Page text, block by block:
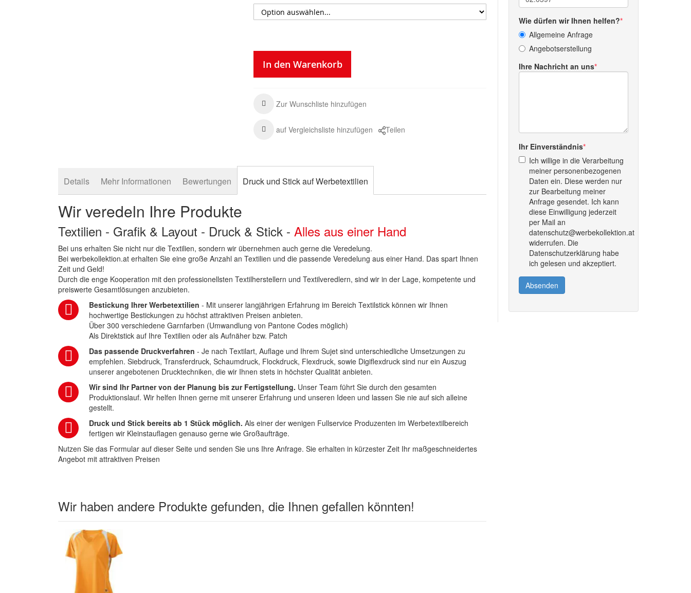
In den Warenkorb
Zur Wunschliste hinzufügen
auf Vergleichsliste hinzufügen Teilen
Wie dürfen wir Ihnen helfen?
Allgemeine Anfrage
Angebotserstellung
Ihre Nachricht an uns
Ihr Einverständnis
Ich willige in die Verarbeitung
meiner personenbezogenen
Daten ein. Diese werden nur
zur Bearbeitung meiner
Anfrage gesendet. Ich kann
diese Einwilligung jederzeit
per Mail an
datenschutz@werbekollektion.at
widerrufen. Die
Datenschutzerklärung habe
ich gelesen und akzeptiert.
Absenden
Details Mehr Informationen Bewertungen Druck und Stick auf Werbetextilien
Wir veredeln Ihre Produkte
Textilien - Grafik & Layout - Druck & Stick -Alles aus einer Hand
Bei uns erhalten Sie nicht nur die Textilien, sondern wir übernehmen auch gerne die Veredelung.
Bei werbekollektion.at erhalten Sie eine große Anzahl an Textilien und die passende Veredelung aus einer Hand. Das spart Ihnen
Zeit und Geld!
Durch die enge Kooperation mit den professionellsten Textilherstellern und Textilveredlern, sind wir in der Lage, kompetente und
preiswerte Gesamtlösungen anzubieten.
Bestickung Ihrer Werbetextilien - Mit unserer langjährigen Erfahrung im Bereich Textilstick können wir Ihnen
hochwertige Bestickungen zu höchst attraktiven Preisen anbieten.
Über 300 verschiedene Garnfarben (Umwandlung von Pantone Codes möglich)
Als Direktstick auf Ihre Textilien oder als Aufnäher bzw. Patch
Das passende Druckverfahren - Je nach Textilart, Auflage und Ihrem Sujet sind unterschiedliche Umsetzungen zu
empfehlen. Siebdruck, Transferdruck, Schaumdruck, Flockdruck, Flexdruck, sowie Digiflexdruck sind nur ein Auszug
unserer angebotenen Drucktechniken, die wir Ihnen stets in höchster Qualität anbieten.
Wir sind Ihr Partner von der Planung bis zur Fertigstellung. Unser Team führt Sie durch den gesamten
Produktionslauf. Wir helfen Ihnen gerne mit unserer Erfahrung und unseren Ideen und lassen Sie nie auf sich alleine
gestellt.
Druck und Stick bereits ab 1 Stück möglich. Als einer der wenigen Fullservice Produzenten im Werbetextilbereich
fertigen wir Kleinstauflagen genauso gerne wie Großaufträge.
Nutzen Sie das Formular auf dieser Seite und senden Sie uns Ihre Anfrage. Sie erhalten in kürzester Zeit Ihr maßgeschneidertes
Angebot mit attraktiven Preisen
Wir haben andere Produkte gefunden, die Ihnen gefallen könnten!